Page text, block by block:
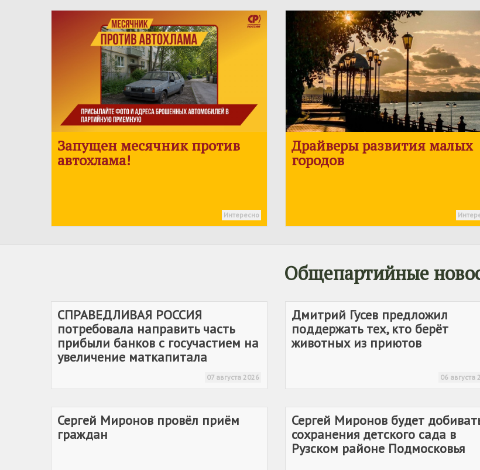
Запущен месячник против
автохлама!
Интересно
Драйверы развития малых
городов
Общепартийные
СПРАВЕДЛИВАЯ РОССИЯ
потребовала направить часть
прибыли банков с госучастием на
увеличение маткапитала
07 августа 2026
Дмитрий Гусев предложил
поддержать тех, кто берёт
животных из приютов
06 августа
Сергей Миронов провёл приём
граждан
Сергей Миронов будет
сохранения детского сада в
Рузском районе Подмосковья